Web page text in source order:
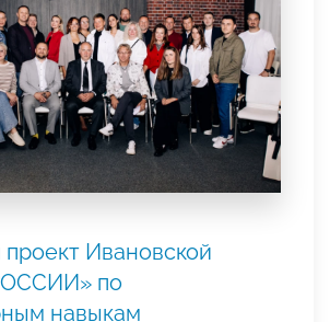
Ивановской
по
навыкам